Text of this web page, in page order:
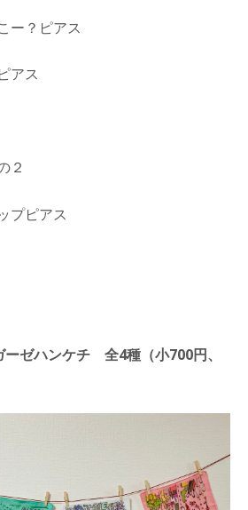
ー？ピアス
アス
２
プピアス
ゼハンケチ 全4種（小700円、